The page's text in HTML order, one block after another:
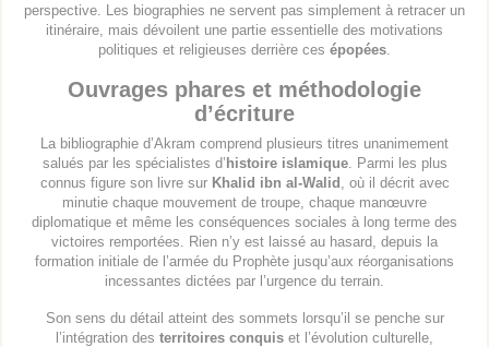
perspective. Les biographies ne servent pas simplement à retracer un
itinéraire, mais dévoilent une partie essentielle des motivations
politiques et religieuses derrière ces épopées
Ouvrages phares et méthodologie
d’écriture
La bibliographie d’Akram comprend plusieurs titres unanimement
salués par les spécialistes d’histoire islamique. Parmi les plus
connus figure son livre sur Khalid ibn al-Walid , où il décrit avec
minutie chaque mouvement de troupe, chaque manœuvre
diplomatique et même les conséquences sociales à long terme des
victoires remportées. Rien n’y est laissé au hasard, depuis la
formation initiale de l’armée du Prophète jusqu’aux réorganisations
incessantes dictées par l’urgence du terrain.
Son sens du détail atteint des sommets lorsqu’il se penche sur
l’intégration des territoires conquis et l’évolution culturelle,